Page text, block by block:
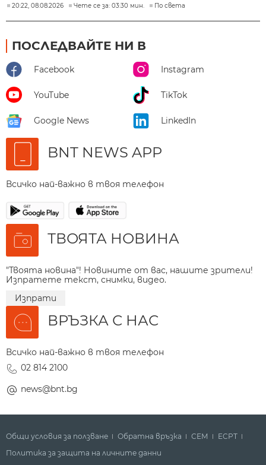
20:22, 08.08.2026 Чете се за: 03:30 мин. По света
ПОСЛЕДВАЙТЕ НИ В
Facebook Instagram
YouTube TikTok
Google News LinkedIn
BNT NEWS APP
Всичко най-важно в твоя телефон
ТВОЯТА НОВИНА
"Твоята новина"! Новините от вас, нашите зрители!
Изпратете текст, снимки, видео.
Изпрати
ВРЪЗКА С НАС
Всичко най-важно в твоя телефон
02 814 2100
news@bnt.bg
Общи условия за ползване Обратна връзка СЕМ
ECPT
Политика за защита на личните данни